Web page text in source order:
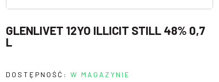
GLENLIVET 12YO ILLICIT STILL 48% 0,7
L
DOSTĘPNOŚĆ: W MAGAZYNIE